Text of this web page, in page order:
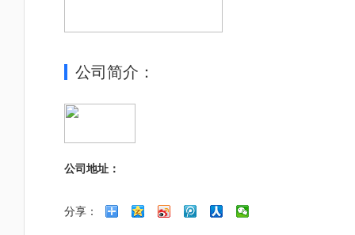
公司简介：
公司地址：
分享：